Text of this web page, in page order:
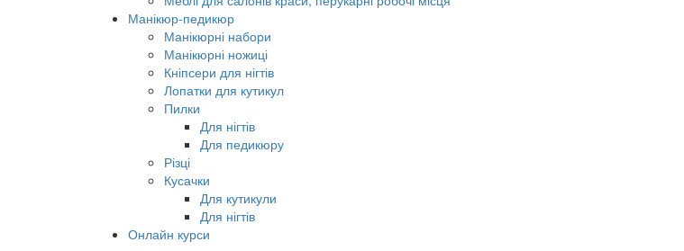
Манікюр-педикюр
Манікюрні набори
Манікюрні ножиці
Кніпсери для нігтів
Лопатки для кутикул
Пилки
Для нігтів
Для педикюру
Різці
Кусачки
Для кутикули
Для нігтів
Онлайн курси